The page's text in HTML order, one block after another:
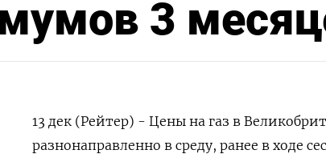
3
13 дек (Рейтер) - Цены на газ в
разнонаправленно в среду, ранее в ходе